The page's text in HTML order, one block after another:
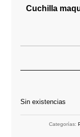
Cuchilla
Sin existencias
Categorías: